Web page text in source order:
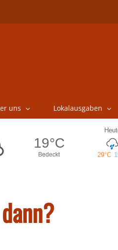
uns Lokalausgaben